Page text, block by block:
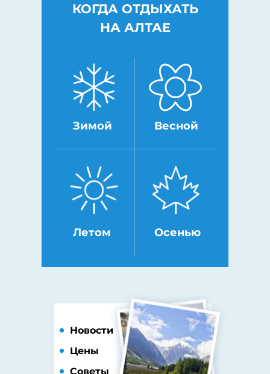
КОГДА ОТДЫХАТЬ
НА АЛТАЕ
Зимой Весной
Летом Осенью
Новости
Цены
Советы